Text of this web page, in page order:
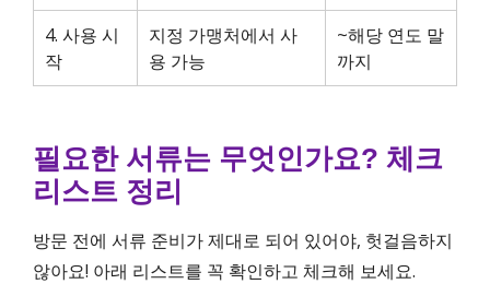
4. 사용 시
작
지정 가맹처에서 사
용 가능
~해당 연도 말
까지
필요한 서류는 무엇인가요? 체크
리스트 정리
방문 전에 서류 준비가 제대로 되어 있어야, 헛걸음하지
않아요! 아래 리스트를 꼭 확인하고 체크해 보세요.